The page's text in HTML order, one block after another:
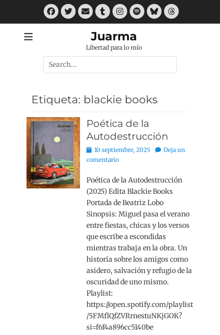
Facebook
TwitterCorreo
electrónico
TumblrInstagram
Spotify
BlueskyThreads
Juarma
Libertad para lo mío
Buscar
por:
Etiqueta: blackie books
Poética de la
Autodestrucción
Publicado
el
10 septiembre, 2025
Deja un
comentario
Poética de la Autodestrucción
(2025) Edita Blackie Books
Portada de Beatriz Lobo
Sinopsis: Miguel pasa el verano
entre fiestas, chicas y los versos
que escribe a escondidas
mientras trabaja en la obra. Un
historia sobre los amigos como
asidero, salvación y refugio de la
oscuridad de uno mismo.
Playlist:
https://open.spotify.com/playlist
/5FMflQfZVRrnestuNKjGOK?
si=f6f4a896cc5140be